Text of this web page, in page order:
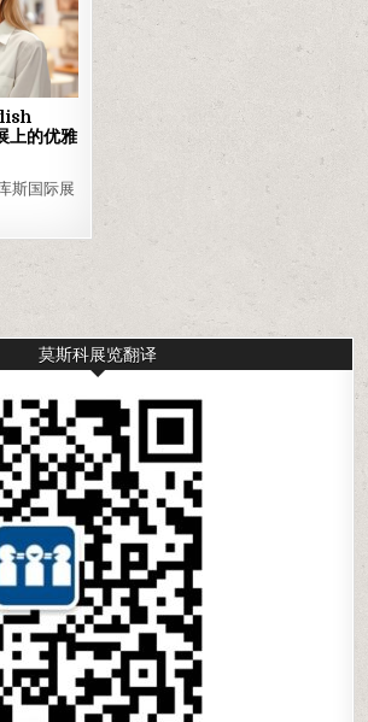
上的优雅
斯国际展
莫斯科展览翻译